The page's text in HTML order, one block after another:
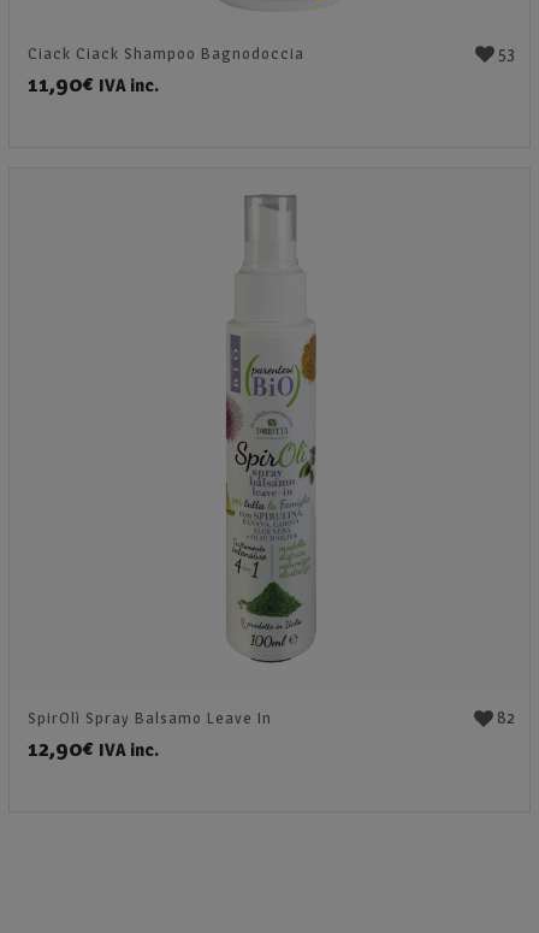
53
Ciack Ciack Shampoo Bagnodoccia
11,90€ IVA inc.
82
SpirOlì Spray Balsamo Leave In
12,90€ IVA inc.